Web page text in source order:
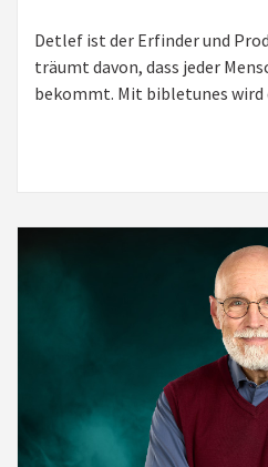
Detlef ist der Erfinder und
träumt davon, dass jeder
bekommt. Mit bibletunes wird